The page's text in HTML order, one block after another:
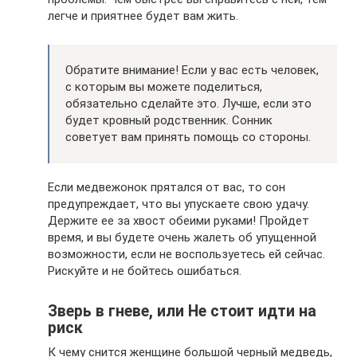
легче и приятнее будет вам жить.
Обратите внимание! Если у вас есть человек,
с которым вы можете поделиться,
обязательно сделайте это. Лучше, если это
будет кровный родственник. Сонник
советует вам принять помощь со стороны.
Если медвежонок прятался от вас, то сон
предупреждает, что вы упускаете свою удачу.
Держите ее за хвост обеими руками! Пройдет
время, и вы будете очень жалеть об упущенной
возможности, если не воспользуетесь ей сейчас.
Рискуйте и не бойтесь ошибаться.
Зверь в гневе, или Не стоит идти на
риск
К чему снится женщине большой черный медведь,